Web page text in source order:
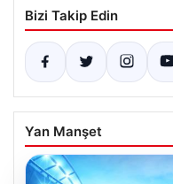
Bizi Takip Edin
Yan Manşet